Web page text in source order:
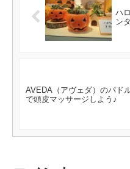
ハ
ン
AVEDA（アヴェダ）のパド
で頭皮マッサージしよう♪